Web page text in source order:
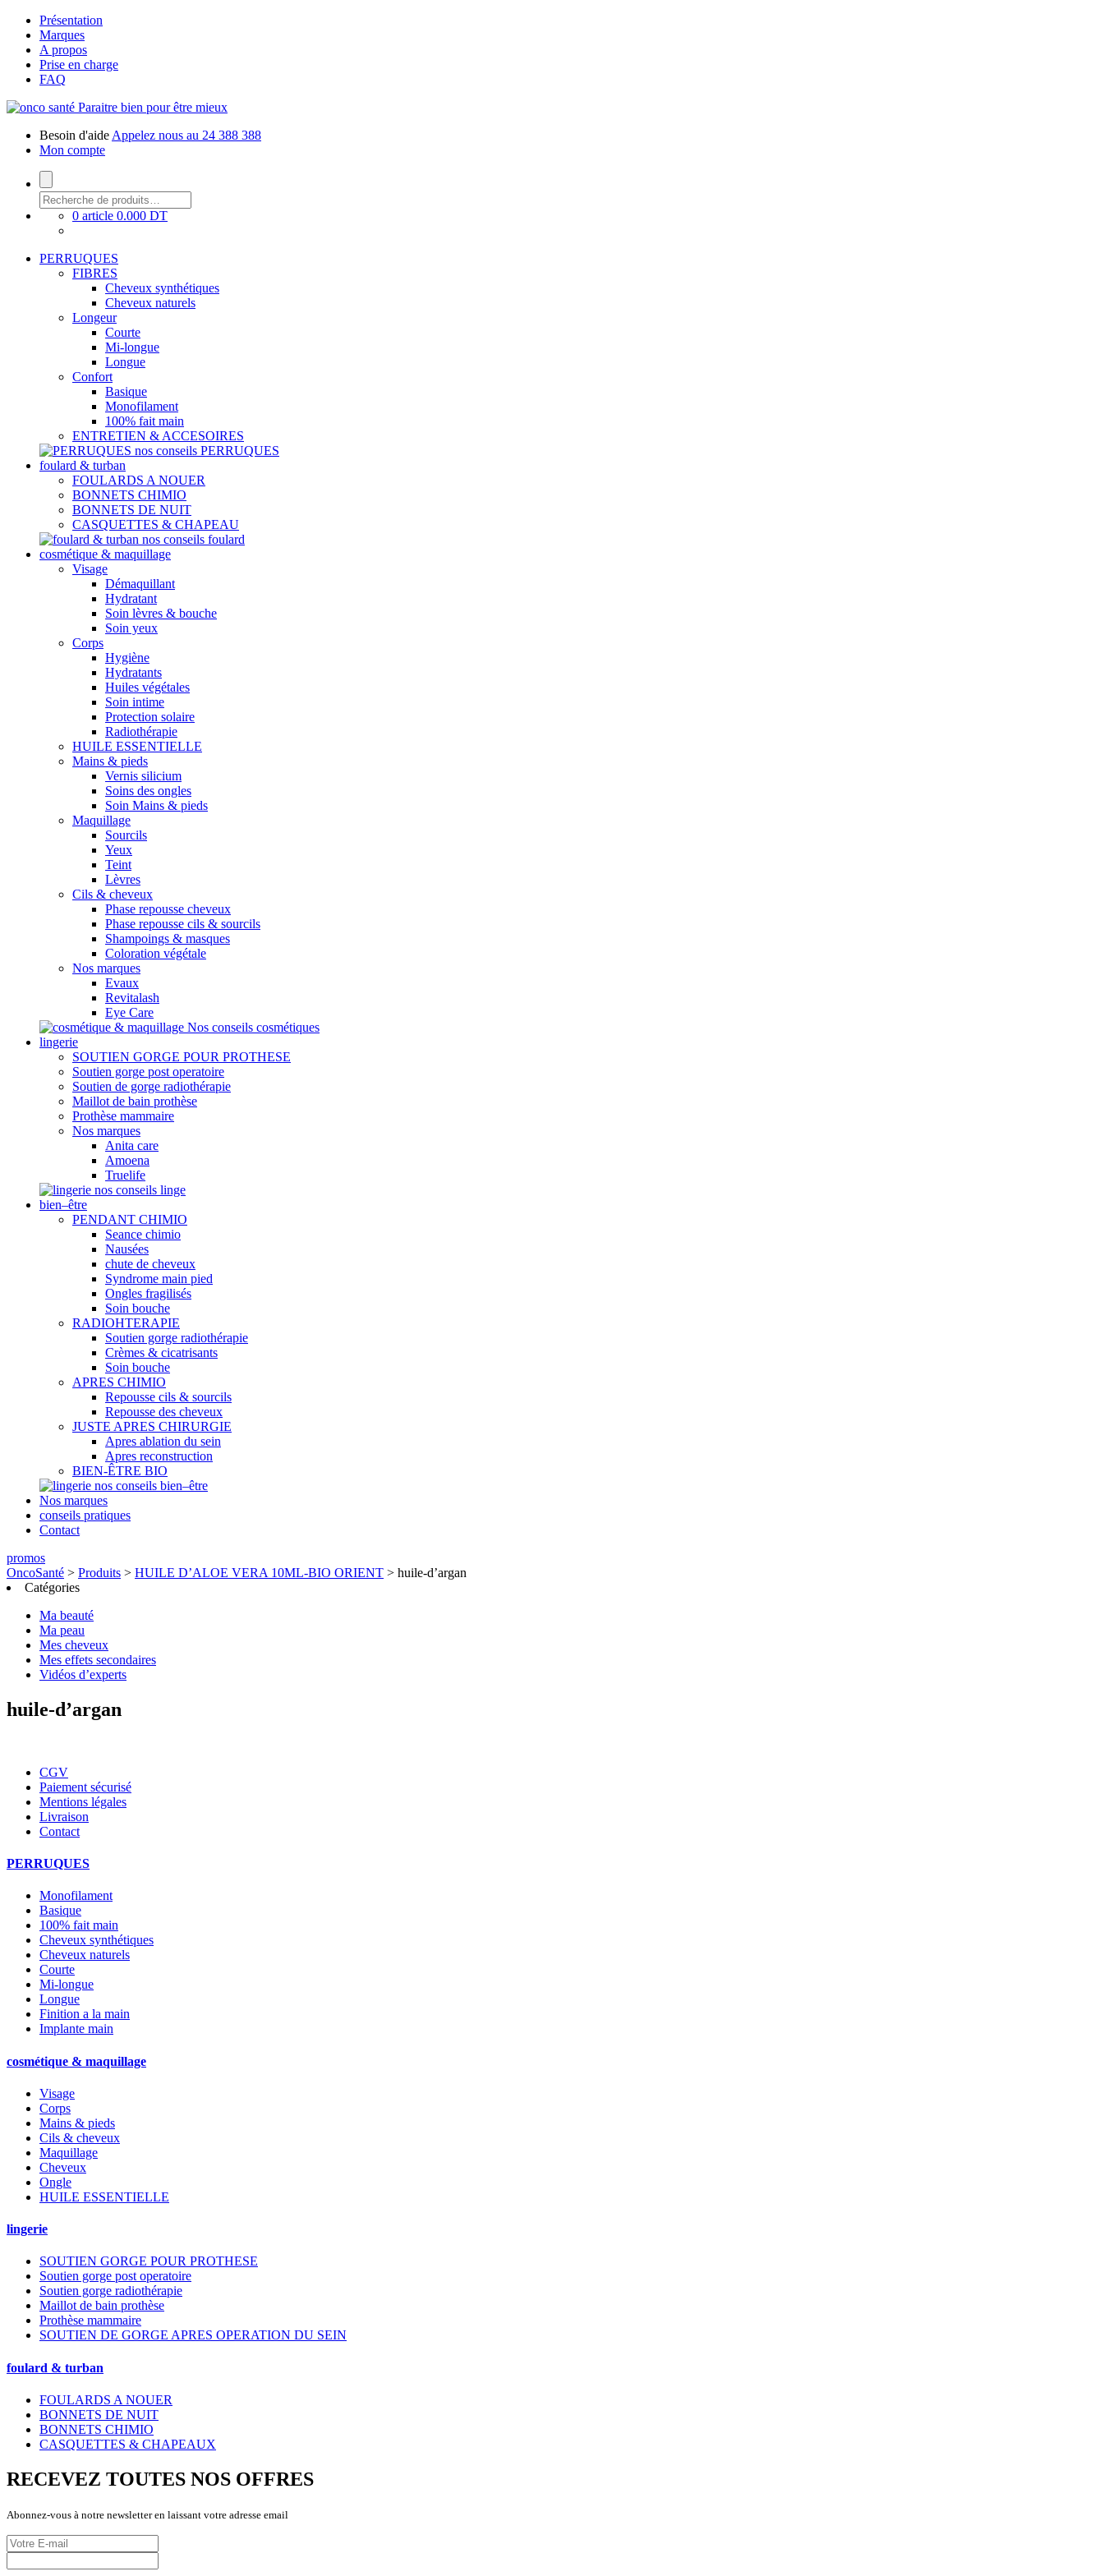
Présentation
Marques
A propos
Prise en charge
FAQ
Paraitre bien pour être mieux
Besoin d'aide Appelez nous au 24 388 388
Mon compte
0 article 0.000 DT
PERRUQUES
FIBRES
Cheveux synthétiques
Cheveux naturels
Longeur
Courte
Mi-longue
Longue
Confort
Basique
Monofilament
100% fait main
ENTRETIEN & ACCESOIRES
nos conseils PERRUQUES
foulard & turban
FOULARDS A NOUER
BONNETS CHIMIO
BONNETS DE NUIT
CASQUETTES & CHAPEAU
nos conseils foulard
cosmétique & maquillage
Visage
Démaquillant
Hydratant
Soin lèvres & bouche
Soin yeux
Corps
Hygiène
Hydratants
Huiles végétales
Soin intime
Protection solaire
Radiothérapie
HUILE ESSENTIELLE
Mains & pieds
Vernis silicium
Soins des ongles
Soin Mains & pieds
Maquillage
Sourcils
Yeux
Teint
Lèvres
Cils & cheveux
Phase repousse cheveux
Phase repousse cils & sourcils
Shampoings & masques
Coloration végétale
Nos marques
Evaux
Revitalash
Eye Care
Nos conseils cosmétiques
lingerie
SOUTIEN GORGE POUR PROTHESE
Soutien gorge post operatoire
Soutien de gorge radiothérapie
Maillot de bain prothèse
Prothèse mammaire
Nos marques
Anita care
Amoena
Truelife
nos conseils linge
bien–être
PENDANT CHIMIO
Seance chimio
Nausées
chute de cheveux
Syndrome main pied
Ongles fragilisés
Soin bouche
RADIOHTERAPIE
Soutien gorge radiothérapie
Crèmes & cicatrisants
Soin bouche
APRES CHIMIO
Repousse cils & sourcils
Repousse des cheveux
JUSTE APRES CHIRURGIE
Apres ablation du sein
Apres reconstruction
BIEN-ÊTRE BIO
nos conseils bien–être
Nos marques
conseils pratiques
Contact
promos
OncoSanté > Produits > HUILE D’ALOE VERA 10ML-BIO ORIENT > huile-d’argan
Catégories
Ma beauté
Ma peau
Mes cheveux
Mes effets secondaires
Vidéos d’experts
huile-d’argan
CGV
Paiement sécurisé
Mentions légales
Livraison
Contact
PERRUQUES
Monofilament
Basique
100% fait main
Cheveux synthétiques
Cheveux naturels
Courte
Mi-longue
Longue
Finition a la main
Implante main
cosmétique & maquillage
Visage
Corps
Mains & pieds
Cils & cheveux
Maquillage
Cheveux
Ongle
HUILE ESSENTIELLE
lingerie
SOUTIEN GORGE POUR PROTHESE
Soutien gorge post operatoire
Soutien gorge radiothérapie
Maillot de bain prothèse
Prothèse mammaire
SOUTIEN DE GORGE APRES OPERATION DU SEIN
foulard & turban
FOULARDS A NOUER
BONNETS DE NUIT
BONNETS CHIMIO
CASQUETTES & CHAPEAUX
RECEVEZ TOUTES NOS OFFRES
Abonnez-vous à notre newsletter en laissant votre adresse email